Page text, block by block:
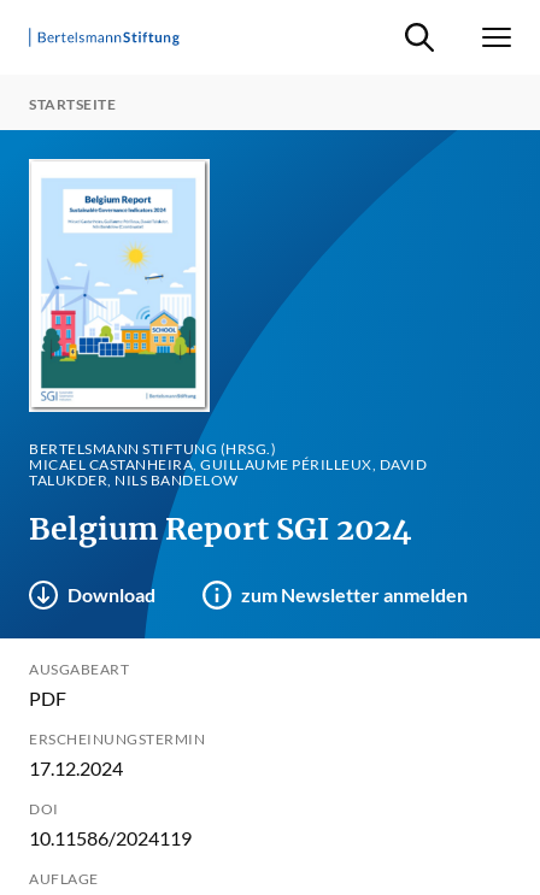
Suche ein-/
STARTSEITE
BERTELSMANN STIFTUNG (HRSG.)
MICAEL CASTANHEIRA, GUILLAUME PÉRILLEUX, DAVID
TALUKDER, NILS BANDELOW
Belgium Report SGI 2024
Download zum Newsletter anmelden
AUSGABEART
PDF
ERSCHEINUNGSTERMIN
17.12.2024
DOI
10.11586/2024119
AUFLAGE